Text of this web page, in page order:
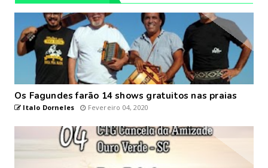
Os Fagundes farão 14 shows gratuitos nas praias
Italo Dorneles Fevereiro 04, 2020